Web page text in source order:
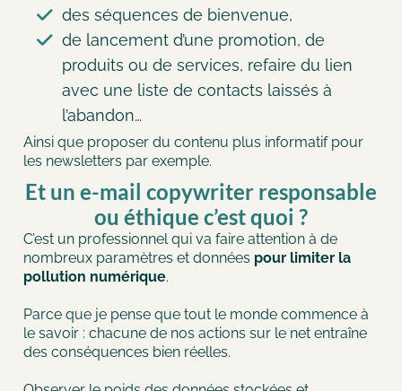
des séquences de bienvenue,
de lancement d’une promotion, de
produits ou de services, refaire du lien
avec une liste de contacts laissés à
l’abandon…
Ainsi que proposer du contenu plus informatif pour
les newsletters par exemple.
Et un e-mail copywriter responsable
ou éthique c’est quoi ?
C’est un professionnel qui va faire attention à de
nombreux paramètres et données pour limiter la
pollution numérique.
Parce que je pense que tout le monde commence à
le savoir : chacune de nos actions sur le net entraîne
des conséquences bien réelles.